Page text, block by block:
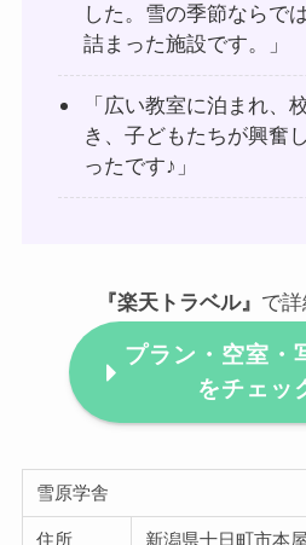
した。雪の季節ならで
詰まった施設です。」
「広い教室に泊まれ、
き、子どもたちが興奮
ったです♪」
『楽天トラベル』 で
プラン・空室・
をチェッ
雪原学舎
住所 新潟県十日町市本